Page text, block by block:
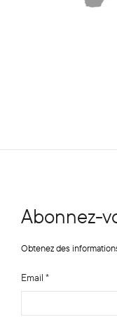
Abonnez-
Obtenez des
Email *